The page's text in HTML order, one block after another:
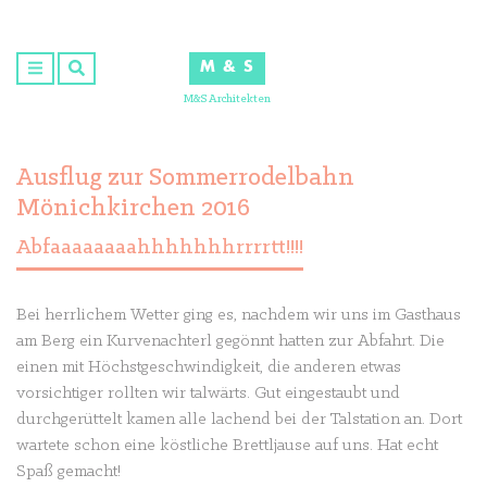
content
M & S
M&S Architekten
Ausflug zur Sommerrodelbahn
Mönichkirchen 2016
Abfaaaaaaaahhhhhhhrrrrtt!!!!
Bei herrlichem Wetter ging es, nachdem wir uns im Gasthaus
am Berg ein Kurvenachterl gegönnt hatten zur Abfahrt. Die
einen mit Höchstgeschwindigkeit, die anderen etwas
vorsichtiger rollten wir talwärts. Gut eingestaubt und
durchgerüttelt kamen alle lachend bei der Talstation an. Dort
wartete schon eine köstliche Brettljause auf uns. Hat echt
Spaß gemacht!